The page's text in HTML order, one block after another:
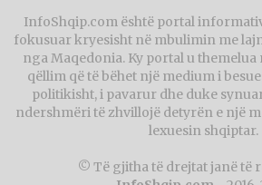
InfoShqip.com është portal
fokusuar kryesisht në mbulimin me
nga Maqedonia. Ky portal u themelua
qëllim që të bëhet një medium i
politikisht, i pavarur dhe duke
ndershmëri të zhvillojë detyrën e një
lexuesin shqiptar.
© Të gjitha të drejtat janë të